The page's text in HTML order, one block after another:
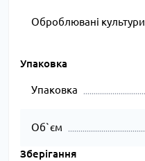
Оброблювані культури
Упаковка
Упаковка
Об`єм
Зберігання